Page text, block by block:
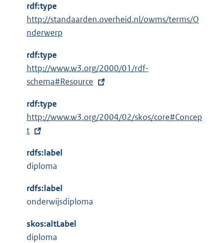
rdf:type
http://standaarden.overheid.nl/owms/terms/O
nderwerp
rdf:type
E
x
e
r
n
n
k
http://www.w3.org/2000/01/rdf-
schema#Resource
rdf:type
E
x
e
r
i
n
http://www.w3.org/2004/02/skos/core#Concep
t
rdfs:label
diploma
rdfs:label
onderwijsdiploma
skos:altLabel
diploma